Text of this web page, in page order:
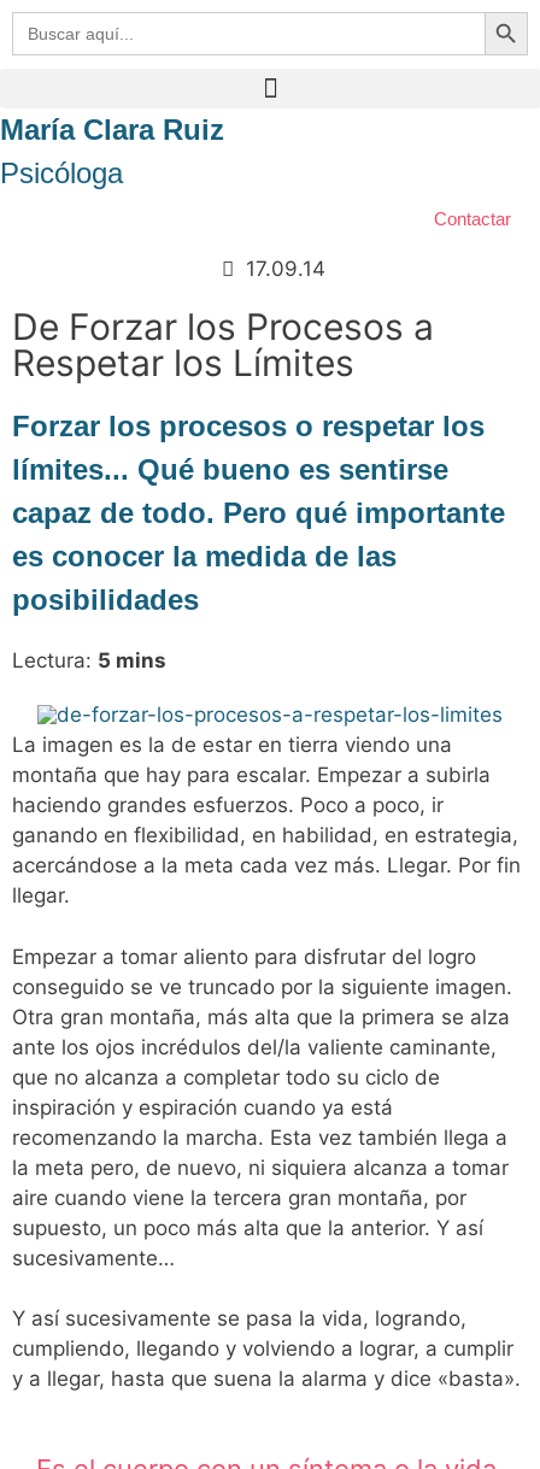
Buscar: Botón de
María Clara Ruiz
Psicóloga
Contactar
17.09.14
De Forzar los Procesos a
Respetar los Límites
Forzar los procesos o respetar los
límites... Qué bueno es sentirse
capaz de todo. Pero qué importante
es conocer la medida de las
posibilidades
Lectura: 5 mins
La imagen es la de estar en tierra viendo una
montaña que hay para escalar. Empezar a subirla
haciendo grandes esfuerzos. Poco a poco, ir
ganando en flexibilidad, en habilidad, en estrategia,
acercándose a la meta cada vez más. Llegar. Por fin
llegar.
Empezar a tomar aliento para disfrutar del logro
conseguido se ve truncado por la siguiente imagen.
Otra gran montaña, más alta que la primera se alza
ante los ojos incrédulos del/la valiente caminante,
que no alcanza a completar todo su ciclo de
inspiración y espiración cuando ya está
recomenzando la marcha. Esta vez también llega a
la meta pero, de nuevo, ni siquiera alcanza a tomar
aire cuando viene la tercera gran montaña, por
supuesto, un poco más alta que la anterior. Y así
sucesivamente…
Y así sucesivamente se pasa la vida, logrando,
cumpliendo, llegando y volviendo a lograr, a cumplir
y a llegar, hasta que suena la alarma y dice «basta».